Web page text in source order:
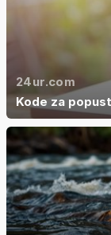
24ur.com
Kode za